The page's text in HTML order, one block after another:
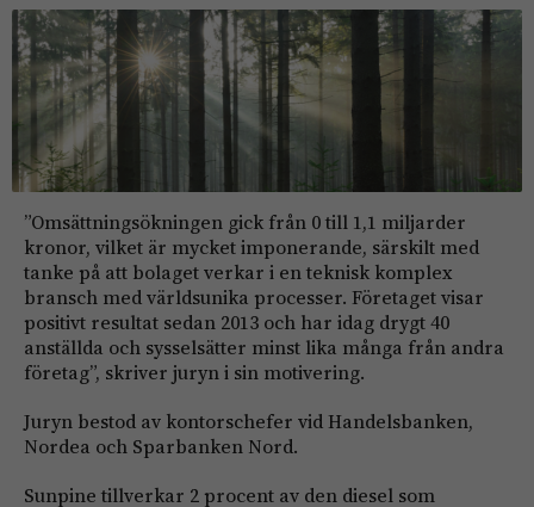
”Omsättningsökningen gick från 0 till 1,1 miljarder
kronor, vilket är mycket imponerande, särskilt med
tanke på att bolaget verkar i en teknisk komplex
bransch med världsunika processer. Företaget visar
positivt resultat sedan 2013 och har idag drygt 40
anställda och sysselsätter minst lika många från andra
företag”, skriver juryn i sin motivering.
Juryn bestod av kontorschefer vid Handelsbanken,
Nordea och Sparbanken Nord.
Sunpine tillverkar 2 procent av den diesel som